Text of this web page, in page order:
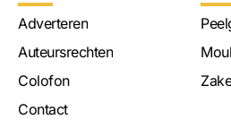
Adverteren
Auteursrechten
Colofon
Contact